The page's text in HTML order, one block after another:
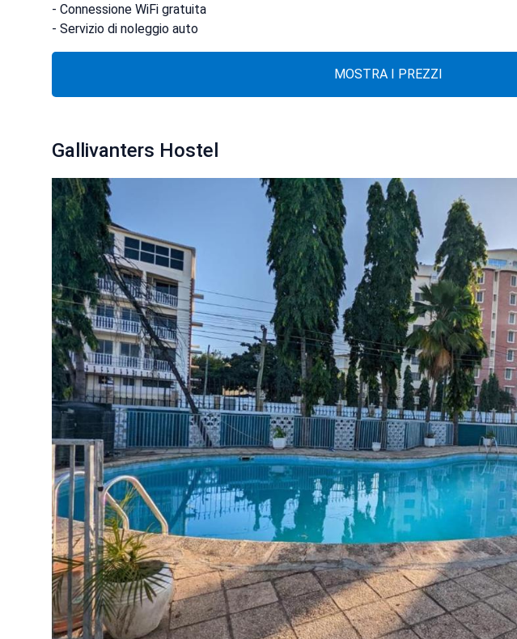
- Connessione WiFi gratuita
- Servizio di noleggio auto
MOSTRA I PREZZI
Gallivanters Hostel